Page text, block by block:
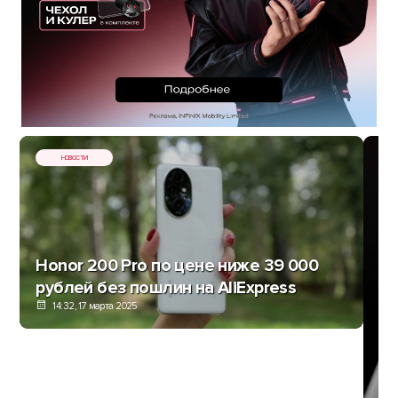
НОВОСТИ
Honor 200 Pro по цене ниже 39 000
рублей без пошлин на AliExpress
14:32, 17 марта 2025